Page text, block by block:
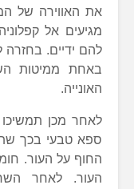
את האווירה של
מגיעים אל
להם ידיים. בחזרה
באחת ממיטות
האונייה.
ספא טבעי בכך
החוף על העור.
העור. לאחר